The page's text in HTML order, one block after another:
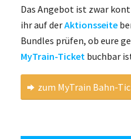
Das Angebot ist zwar
ihr auf derAktionsseite
Bundles prüfen, ob eure
MyTrain-Ticketbuchbar
zum MyTrain Bahn-